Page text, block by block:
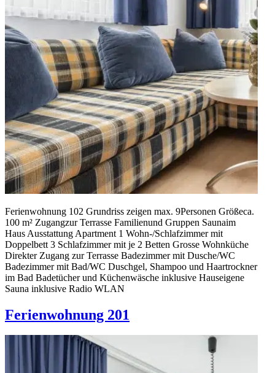
Ferienwohnung 102 Grundriss zeigen max. 9Personen Größeca.
100 m² Zugangzur Terrasse Familienund Gruppen Saunaim
Haus Ausstattung Apartment 1 Wohn-/Schlafzimmer mit
Doppelbett 3 Schlafzimmer mit je 2 Betten Grosse Wohnküche
Direkter Zugang zur Terrasse Badezimmer mit Dusche/WC
Badezimmer mit Bad/WC Duschgel, Shampoo und Haartrockner
im Bad Badetücher und Küchenwäsche inklusive Hauseigene
Sauna inklusive Radio WLAN
Ferienwohnung 201